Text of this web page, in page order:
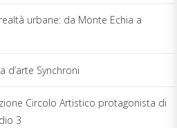
urbane: da Monte Echia a
d’arte Synchroni
Circolo Artistico protagonista di
3